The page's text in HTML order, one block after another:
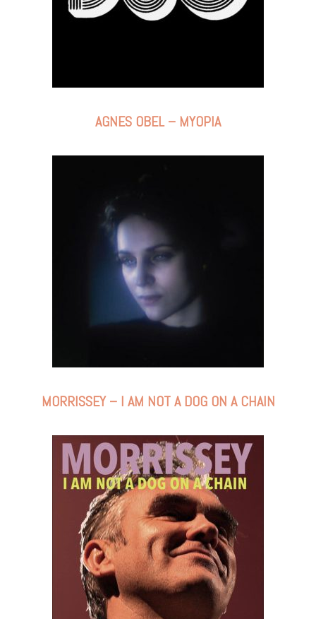
AGNES OBEL – MYOPIA
MORRISSEY – I AM NOT A DOG ON A CHAIN